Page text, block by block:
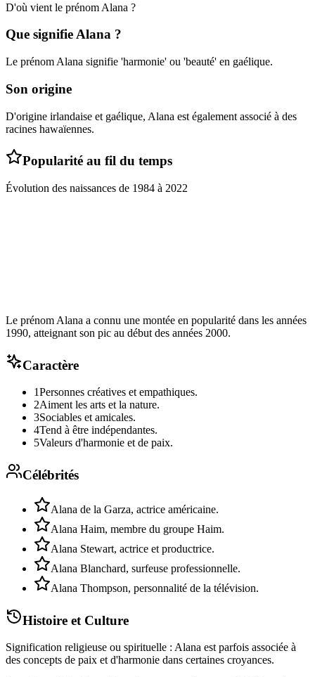
D'où vient le prénom Alana ?
Que signifieAlana ?
Le prénom Alana signifie 'harmonie' ou 'beauté' en gaélique.
Son origine
D'origine irlandaise et gaélique, Alana est également associé à des
racines hawaïennes.
Popularité au fil du temps
Évolution des naissances de 1984 à 2022
Le prénom Alana a connu une montée en popularité dans les années
1990, atteignant son pic au début des années 2000.
Caractère
1Personnes créatives et empathiques.
2Aiment les arts et la nature.
3Sociables et amicales.
4Tend à être indépendantes.
5Valeurs d'harmonie et de paix.
Célébrités
Alana de la Garza, actrice américaine.
Alana Haim, membre du groupe Haim.
Alana Stewart, actrice et productrice.
Alana Blanchard, surfeuse professionnelle.
Alana Thompson, personnalité de la télévision.
Histoire et Culture
Signification religieuse ou spirituelle : Alana est parfois associée à
des concepts de paix et d'harmonie dans certaines croyances.